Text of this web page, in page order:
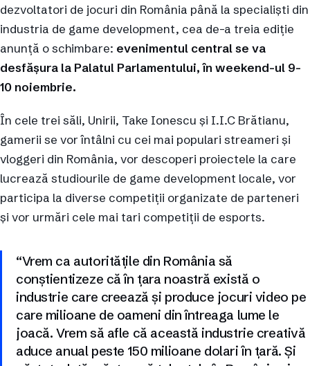
dezvoltatori de jocuri din România până la specialiști din
industria de game development, cea de-a treia ediție
anunță o schimbare: evenimentul central se va
desfășura la Palatul Parlamentului, în weekend-ul 9-
10 noiembrie.
În cele trei săli, Unirii, Take Ionescu și I.I.C Brătianu,
gamerii se vor întâlni cu cei mai populari streameri și
vloggeri din România, vor descoperi proiectele la care
lucrează studiourile de game development locale, vor
participa la diverse competiții organizate de parteneri
și vor urmări cele mai tari competiții de esports.
“Vrem ca autoritățile din România să
conștientizeze că în țara noastră există o
industrie care creează și produce jocuri video pe
care milioane de oameni din întreaga lume le
joacă. Vrem să afle că această industrie creativă
aduce anual peste 150 milioane dolari în țară. Și